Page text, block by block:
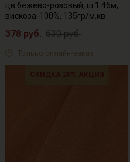
цв.бежево-розовый, ш.1.46м,
вискоза-100%, 135гр/м.кв
378 руб. 630 руб.
Только онлайн-заказ